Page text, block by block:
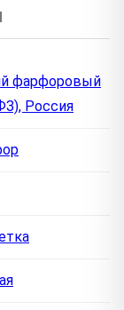
фарфоровый
Россия